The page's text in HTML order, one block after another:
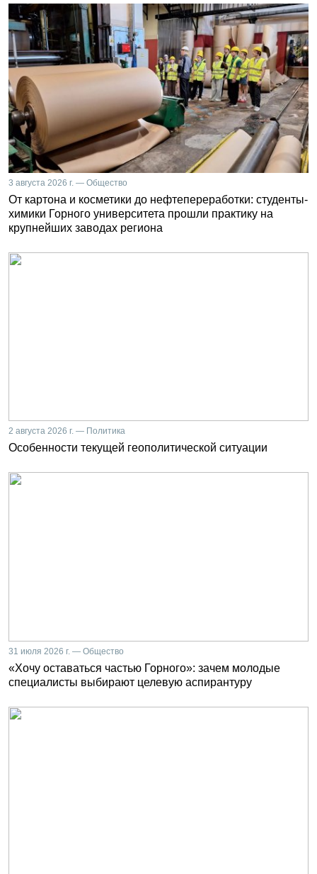
3 августа 2026 г. — Общество
От картона и косметики до нефтепереработки: студенты-
химики Горного университета прошли практику на
крупнейших заводах региона
2 августа 2026 г. — Политика
Особенности текущей геополитической ситуации
31 июля 2026 г. — Общество
«Хочу оставаться частью Горного»: зачем молодые
специалисты выбирают целевую аспирантуру